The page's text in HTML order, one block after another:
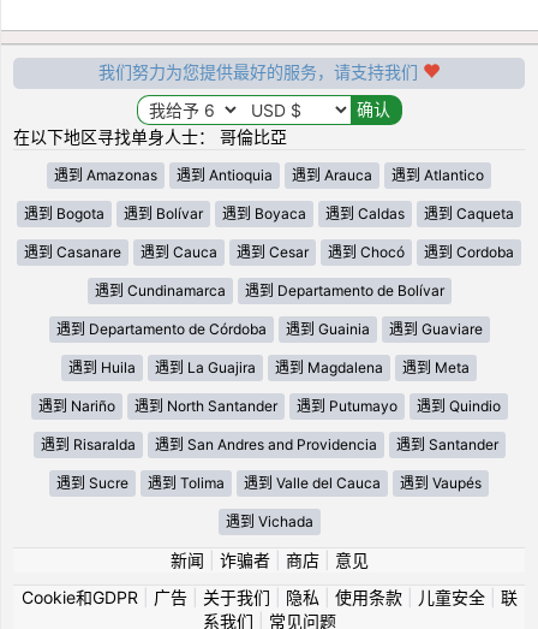
我们努力为您提供最好的服务，请支持我们
在以下地区寻找单身人士： 哥倫比亞
遇到 Amazonas 遇到 Antioquia 遇到 Arauca 遇到 Atlantico
遇到 Bogota 遇到 Bolívar 遇到 Boyaca 遇到 Caldas 遇到 Caqueta
遇到 Casanare 遇到 Cauca 遇到 Cesar 遇到 Chocó 遇到 Cordoba
遇到 Cundinamarca 遇到 Departamento de Bolívar
遇到 Departamento de Córdoba 遇到 Guainia 遇到 Guaviare
遇到 Huila 遇到 La Guajira 遇到 Magdalena 遇到 Meta
遇到 Nariño 遇到 North Santander 遇到 Putumayo 遇到 Quindio
遇到 Risaralda 遇到 San Andres and Providencia 遇到 Santander
遇到 Sucre 遇到 Tolima 遇到 Valle del Cauca 遇到 Vaupés
遇到 Vichada
新闻 诈骗者| 商店| 意见
Cookie和GDPR
广告| 关于我们 隐私 使用条款| 儿童安全| 联
系我们
常见问题